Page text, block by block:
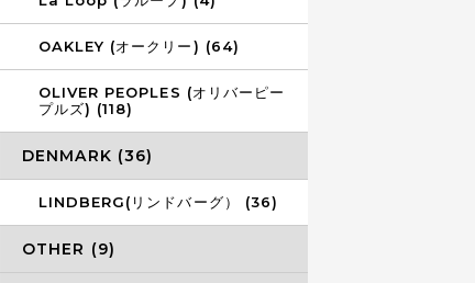
OAKLEY (オークリー) (64)
OLIVER PEOPLES (オリバーピー
プルズ) (118)
DENMARK (36)
LINDBERG(リンドバーグ） (36)
OTHER (9)